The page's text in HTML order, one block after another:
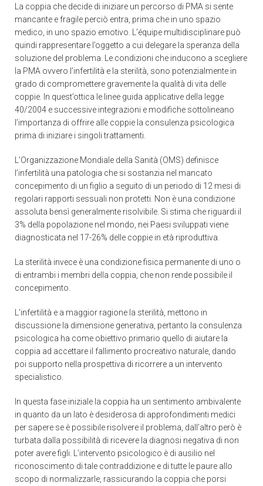
La coppia che decide di iniziare un percorso di PMA si sente
mancante e fragile perciò entra, prima che in uno spazio
medico, in uno spazio emotivo. L’équipe multidisciplinare può
quindi rappresentare l’oggetto a cui delegare la speranza della
soluzione del problema. Le condizioni che inducono a scegliere
la PMA ovvero l’infertilità e la sterilità, sono potenzialmente in
grado di compromettere gravemente la qualità di vita delle
coppie. In quest’ottica le linee guida applicative della legge
40/2004 e successive integrazioni e modifiche sottolineano
l’importanza di offrire alle coppie la consulenza psicologica
prima di iniziare i singoli trattamenti.
L’Organizzazione Mondiale della Sanità (OMS) definisce
l’infertilità una patologia che si sostanzia nel mancato
concepimento di un figlio a seguito di un periodo di 12 mesi di
regolari rapporti sessuali non protetti. Non è una condizione
assoluta bensì generalmente risolvibile. Si stima che riguardi il
3% della popolazione nel mondo, nei Paesi sviluppati viene
diagnosticata nel 17-26% delle coppie in età riproduttiva.
La sterilità invece è una condizione fisica permanente di uno o
di entrambi i membri della coppia, che non rende possibile il
concepimento.
L’infertilità e a maggior ragione la sterilità, mettono in
discussione la dimensione generativa, pertanto la consulenza
psicologica ha come obiettivo primario quello di aiutare la
coppia ad accettare il fallimento procreativo naturale, dando
poi supporto nella prospettiva di ricorrere a un intervento
specialistico.
In questa fase iniziale la coppia ha un sentimento ambivalente
in quanto da un lato è desiderosa di approfondimenti medici
per sapere se è possibile risolvere il problema, dall’altro però è
turbata dalla possibilità di ricevere la diagnosi negativa di non
poter avere figli. L’intervento psicologico è di ausilio nel
riconoscimento di tale contraddizione e di tutte le paure allo
scopo di normalizzarle, rassicurando la coppia che porsi